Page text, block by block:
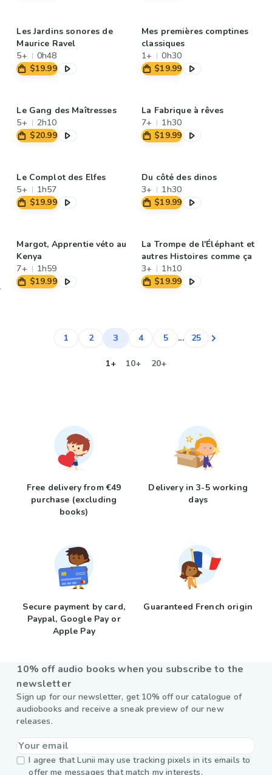
Les Jardins sonores de
Maurice Ravel
5+
0h48
$19.99
Mes premières comptines
classiques
1+
0h30
$19.99
Le Gang des Maîtresses
5+
2h10
$20.99
La Fabrique à rêves
7+
1h30
$19.99
Le Complot des Elfes
5+
1h57
$19.99
Du côté des dinos
3+
1h30
$19.99
Margot, Apprentie véto au
Kenya
7+
1h59
$19.99
La Trompe de l'Éléphant et
autres Histoires comme ça
3+
1h10
$19.99
1 2 3 4 5 ... 25
1+ 10+ 20+
Free delivery from €49
purchase (excluding
books)
Delivery in 3-5 working
days
Secure payment by card,
Paypal, Google Pay or
Apple Pay
Guaranteed French origin
10% off audio books when you subscribe to the
newsletter
Sign up for our newsletter, get 10% off our catalogue of
audiobooks and receive a sneak preview of our new
releases.
I agree that Lunii may use tracking pixels in its emails to
offer me messages that match my interests.